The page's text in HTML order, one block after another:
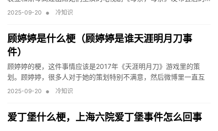
2025-09-20 • 冷知识
顾婷婷是什么梗（顾婷婷是谁天涯明月刀事
件）
顾婷婷的梗，这件事情应该是2017年《天涯明月刀》游戏里的策
划。顾婷婷，很多人对于她的策划特别不满意，然后微博里一直互
撕…
2025-09-20 • 冷知识
爱丁堡什么梗，上海六院爱丁堡事件怎么回事